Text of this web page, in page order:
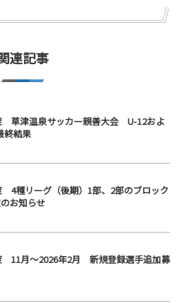
連記事
草津温泉サッカー親善大会 U-12およ
終結果
4種リーグ（後期）1部、2部のブロック
お知らせ
11月～2026年2月 新規登録選手追加募